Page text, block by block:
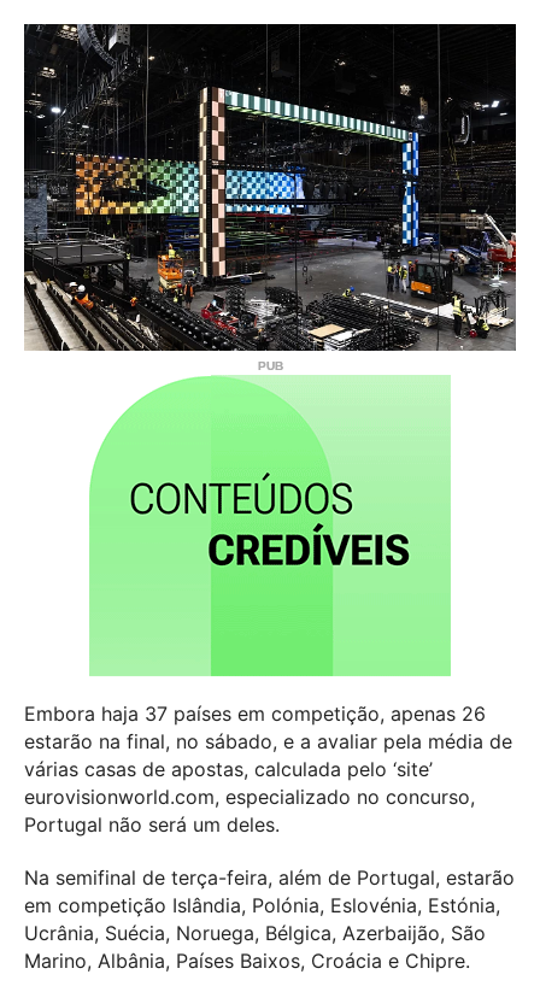
Embora haja 37 países em competição, apenas 26
estarão na final, no sábado, e a avaliar pela média de
várias casas de apostas, calculada pelo ‘site’
eurovisionworld.com, especializado no concurso,
Portugal não será um deles.
Na semifinal de terça-feira, além de Portugal, estarão
em competição Islândia, Polónia, Eslovénia, Estónia,
Ucrânia, Suécia, Noruega, Bélgica, Azerbaijão, São
Marino, Albânia, Países Baixos, Croácia e Chipre.